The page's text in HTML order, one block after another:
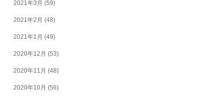
2021年3月 (59)
2021年2月 (48)
2021年1月 (49)
2020年12月 (53)
2020年11月 (48)
2020年10月 (56)